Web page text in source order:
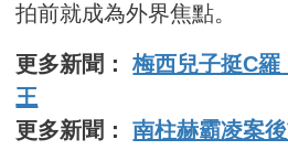
拍前就成為外界焦點。
更多新聞：梅西兒子挺C
王
更多新聞：南柱赫霸凌案